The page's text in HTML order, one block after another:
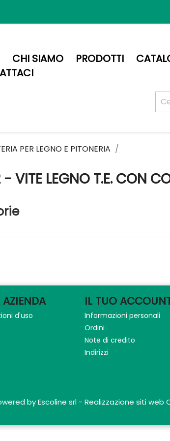
CHI SIAMO PRODOTTI
PER LEGNO E PITONERIA
- VITE LEGNO T.E. CON
d'uso
IL TUO
Informazioni personali
Ordini
Note di credito
Indirizzi
by Escoline srl - Realizzazione siti web